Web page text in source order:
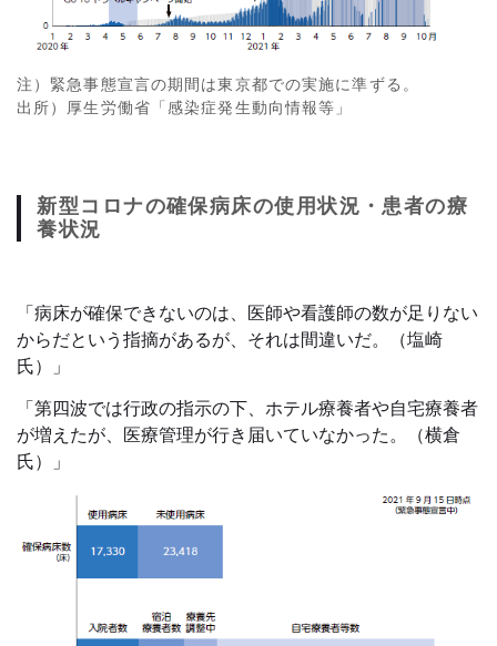
注）緊急事態宣言の期間は東京都での実施に準ずる。
出所）厚生労働省「感染症発生動向情報等」
新型コロナの確保病床の使用状況・患者の療
養状況
「病床が確保できないのは、医師や看護師の数が足りない
からだという指摘があるが、それは間違いだ。（塩崎
氏）」
「第四波では行政の指示の下、ホテル療養者や自宅療養者
が増えたが、医療管理が行き届いていなかった。（横倉
氏）」